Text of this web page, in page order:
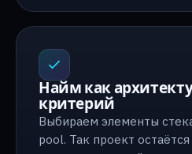
Найм как
критерий
Выбираем элементы
pool. Так проект